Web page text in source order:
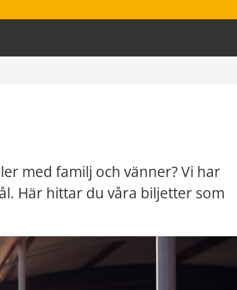
med familj och vänner? Vi har
Här hittar du våra biljetter som